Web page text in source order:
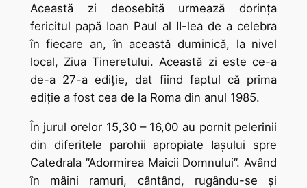
Această zi deosebită urmează dorința
fericitul papă Ioan Paul al II-lea de a celebra
în fiecare an, în această duminică, la nivel
local, Ziua Tineretului. Această zi este ce-a
de-a 27-a ediție, dat fiind faptul că prima
ediție a fost cea de la Roma din anul 1985.
În jurul orelor 15,30 – 16,00 au pornit pelerinii
din diferitele parohii apropiate Iașului spre
Catedrala ”Adormirea Maicii Domnului”. Având
în mâini ramuri, cântând, rugându-se și